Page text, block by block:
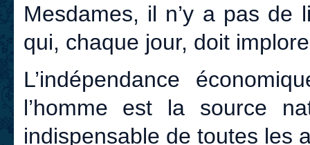
Mesdames, il n’y a pas de
qui, chaque jour, doit
L’indépendance
l’homme est la source
indispensable de toutes les